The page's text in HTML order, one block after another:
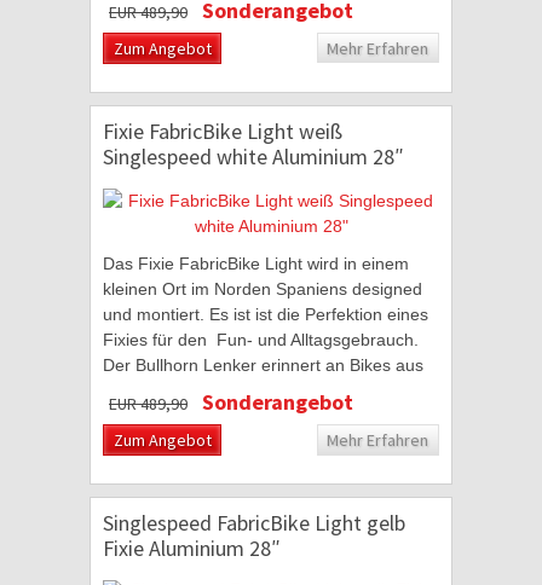
erschafft...
EUR 489,90 Sonderangebot
Zum Angebot Mehr Erfahren
Fixie FabricBike Light weiß
Singlespeed white Aluminium 28″
Das Fixie FabricBike Light wird in einem
kleinen Ort im Norden Spaniens designed
und montiert. Es ist ist die Perfektion eines
Fixies für den Fun- und Alltagsgebrauch.
Der Bullhorn Lenker erinnert an Bikes aus
EUR 489,90 Sonderangebot
Zum Angebot Mehr Erfahren
Singlespeed FabricBike Light gelb
Fixie Aluminium 28″